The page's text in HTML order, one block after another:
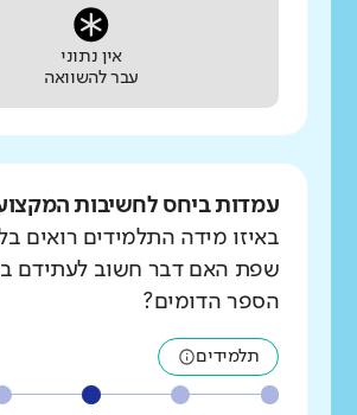
אין נתוני
עבר להשוואה
עמדות ביחס לחשיבות
באיזו מידה התלמידים רואים
שפת האם דבר חשוב לעתידם
הספר הדומים?
תלמידים